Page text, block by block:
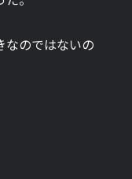
なのではないの